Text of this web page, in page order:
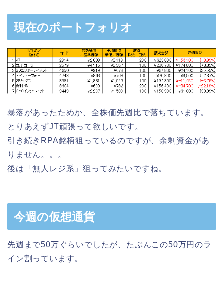
現在のポートフォリオ
暴落があったためか、全株価先週比で落ちています。
とりあえずJT頑張って欲しいです。
引き続きRPA銘柄狙っているのですが、余剰資金があ
りません。。。
後は「無人レジ系」狙ってみたいですね。
今週の仮想通貨
先週まで50万ぐらいでしたが、たぶんこの50万円のラ
イン割っています。